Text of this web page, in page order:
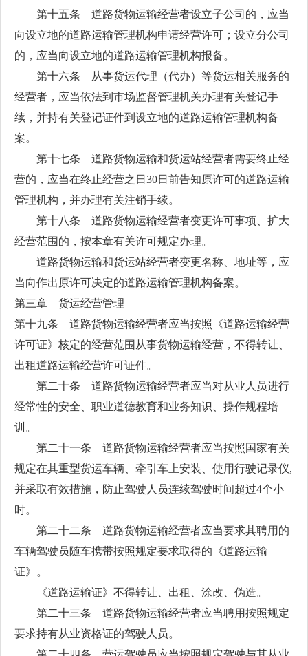
第十五条 道路货物运输经营者设立子公司的，应当
向设立地的道路运输管理机构申请经营许可；设立分公司
的，应当向设立地的道路运输管理机构报备。
第十六条 从事货运代理（代办）等货运相关服务的
经营者，应当依法到市场监督管理机关办理有关登记手
续，并持有关登记证件到设立地的道路运输管理机构备
案。
第十七条 道路货物运输和货运站经营者需要终止经
营的，应当在终止经营之日30日前告知原许可的道路运输
管理机构，并办理有关注销手续。
第十八条 道路货物运输经营者变更许可事项、扩大
经营范围的，按本章有关许可规定办理。
道路货物运输和货运站经营者变更名称、地址等，应
当向作出原许可决定的道路运输管理机构备案。
第三章 货运经营管理
第十九条 道路货物运输经营者应当按照《道路运输经营
许可证》核定的经营范围从事货物运输经营，不得转让、
出租道路运输经营许可证件。
第二十条 道路货物运输经营者应当对从业人员进行
经常性的安全、职业道德教育和业务知识、操作规程培
训。
第二十一条 道路货物运输经营者应当按照国家有关
规定在其重型货运车辆、牵引车上安装、使用行驶记录仪,
并采取有效措施，防止驾驶人员连续驾驶时间超过4个小
时。
第二十二条 道路货物运输经营者应当要求其聘用的
车辆驾驶员随车携带按照规定要求取得的《道路运输
证》。
《道路运输证》不得转让、出租、涂改、伪造。
第二十三条 道路货物运输经营者应当聘用按照规定
要求持有从业资格证的驾驶人员。